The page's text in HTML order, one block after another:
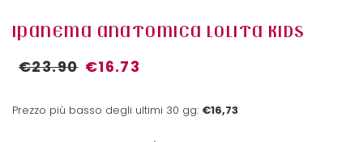
IPANEMA ANATOMICA LOLITA KIDS
€23.90 €16.73
Prezzo più basso degli ultimi 30 gg: €16,73